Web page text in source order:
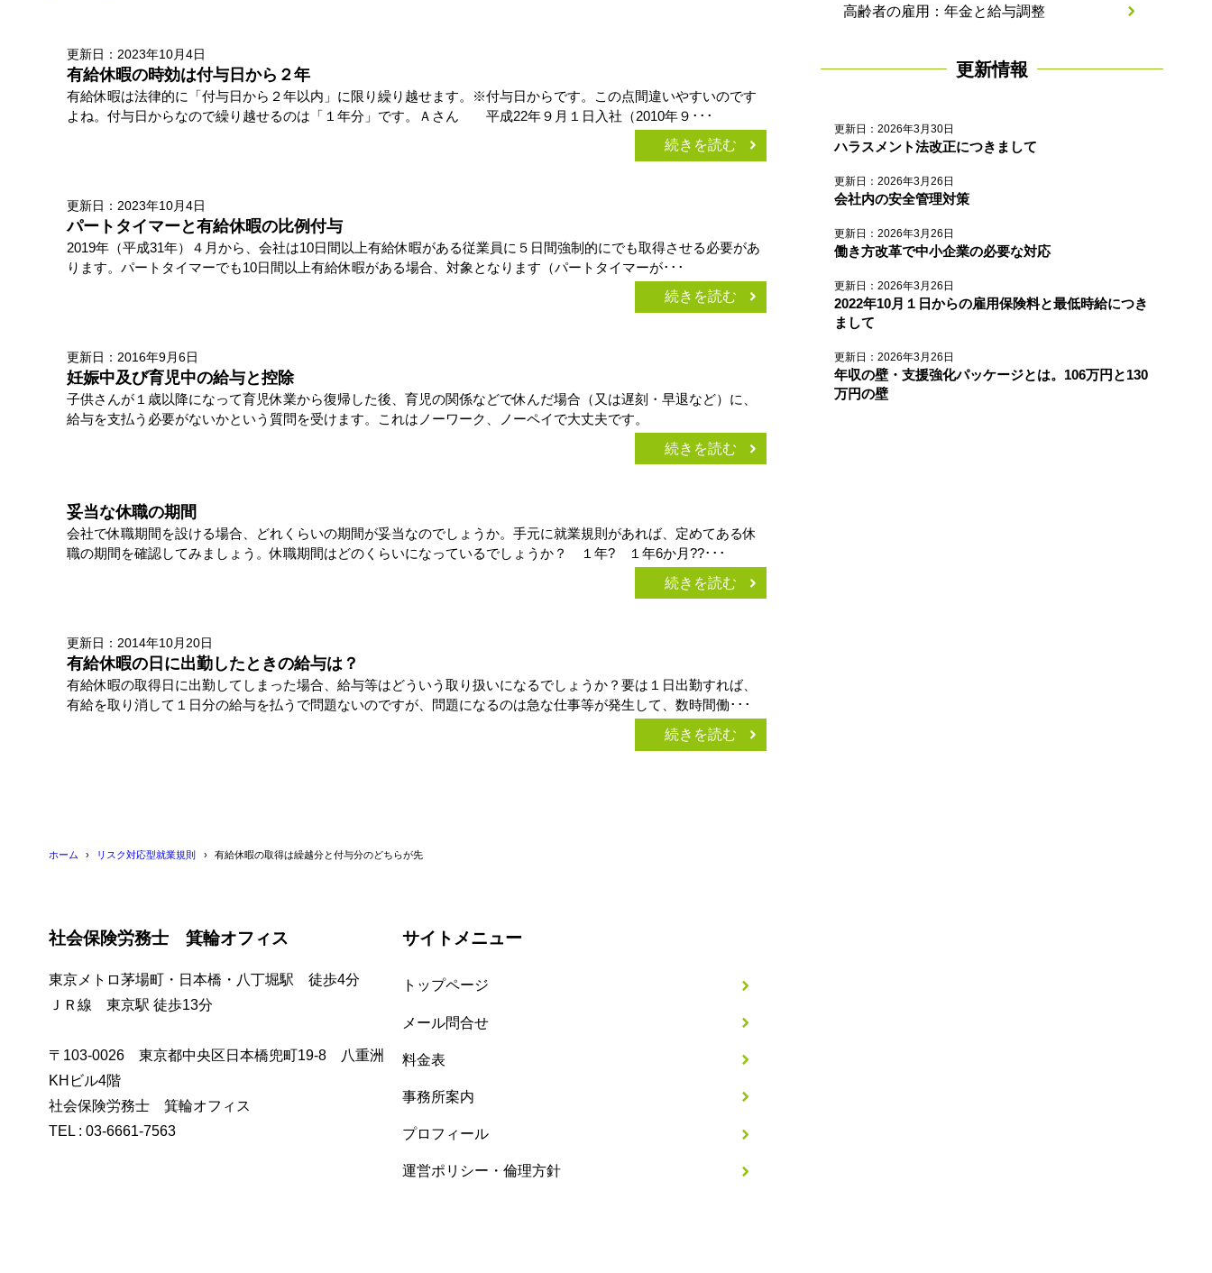
更新日：2023年10月4日
有給休暇の時効は付与日から２年
有給休暇は法律的に「付与日から２年以内」に限り繰り越せます。※付与日からです。この点間違いやすいのです
よね。付与日からなので繰り越せるのは「１年分」です。Ａさん 平成22年９月１日入社（2010年９･･･
続きを読む
更新日：2023年10月4日
パートタイマーと有給休暇の比例付与
2019年（平成31年）４月から、会社は10日間以上有給休暇がある従業員に５日間強制的にでも取得させる必要があ
ります。パートタイマーでも10日間以上有給休暇がある場合、対象となります（パートタイマーが･･･
続きを読む
更新日：2016年9月6日
妊娠中及び育児中の給与と控除
子供さんが１歳以降になって育児休業から復帰した後、育児の関係などで休んだ場合（又は遅刻・早退など）に、
給与を支払う必要がないかという質問を受けます。これはノーワーク、ノーペイで大丈夫です。
続きを読む
妥当な休職の期間
会社で休職期間を設ける場合、どれくらいの期間が妥当なのでしょうか。手元に就業規則があれば、定めてある休
職の期間を確認してみましょう。休職期間はどのくらいになっているでしょうか？ １年? １年6か月??･･･
続きを読む
更新日：2014年10月20日
有給休暇の日に出勤したときの給与は？
有給休暇の取得日に出勤してしまった場合、給与等はどういう取り扱いになるでしょうか？要は１日出勤すれば、
有給を取り消して１日分の給与を払うで問題ないのですが、問題になるのは急な仕事等が発生して、数時間働･･･
続きを読む
高齢者の雇用：年金と給与調整
更新情報
更新日：2026年3月30日
ハラスメント法改正につきまして
更新日：2026年3月26日
会社内の安全管理対策
更新日：2026年3月26日
働き方改革で中小企業の必要な対応
更新日：2026年3月26日
2022年10月１日からの雇用保険料と最低時給につき
まして
更新日：2026年3月26日
年収の壁・支援強化パッケージとは。106万円と130
万円の壁
ホーム リスク対応型就業規則 有給休暇の取得は繰越分と付与分のどちらが先
社会保険労務士 箕輪オフィス
東京メトロ茅場町・日本橋・八丁堀駅 徒歩4分
ＪＲ線 東京駅 徒歩13分
〒103-0026 東京都中央区日本橋兜町19-8 八重洲
KHビル4階
社会保険労務士 箕輪オフィス
TEL : 03-6661-7563
サイトメニュー
トップページ
メール問合せ
料金表
事務所案内
プロフィール
運営ポリシー・倫理方針